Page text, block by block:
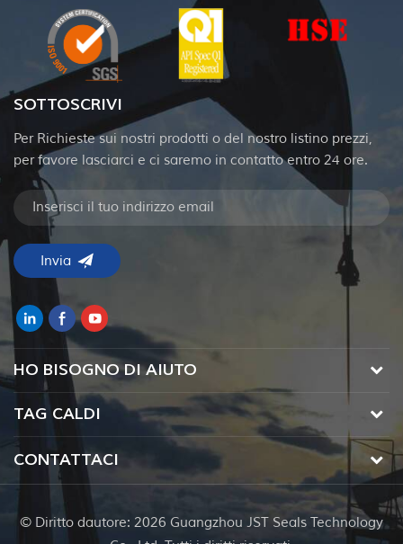
SOTTOSCRIVI
Per Richieste sui nostri prodotti o del nostro listino prezzi,
per favore lasciarci e ci saremo in contatto entro 24 ore.
HO BISOGNO DI AIUTO
TAG CALDI
CONTATTACI
© Diritto dautore: 2026 Guangzhou JST Seals Technology